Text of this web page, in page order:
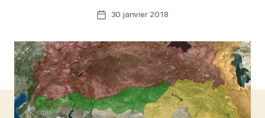
Date30 janvier 2018